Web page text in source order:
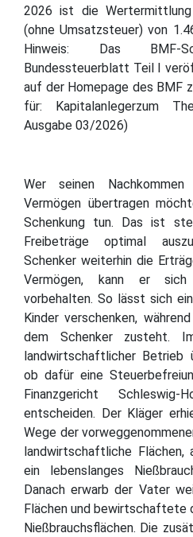
2026 ist die
(ohne Umsatzsteuer) von
Hinweis: Das BMF-
Bundessteuerblatt Teil I
auf der Homepage des BMF
für: Kapitalanlegerzum
Ausgabe 03/2026)
Wer seinen
Vermögen übertragen
Schenkung tun. Das ist
Freibeträge optimal
Schenker weiterhin die
Vermögen, kann er sich
vorbehalten. So lässt sich
Kinder verschenken,
dem Schenker zusteht.
landwirtschaftlicher Betrieb
ob dafür eine
Finanzgericht
entscheiden. Der Kläger
Wege der
landwirtschaftliche
ein lebenslanges
Danach erwarb der Vater
Flächen und bewirtschaftete
Nießbrauchsflächen. Die